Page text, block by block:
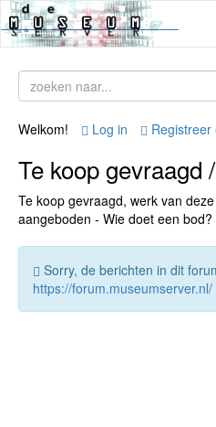
Welkom! Log in
Te koop gevraagd
Te koop gevraagd, werk van
aangeboden - Wie doet een bod?
Sorry, de berichten in dit
https://forum.museumserver.nl/